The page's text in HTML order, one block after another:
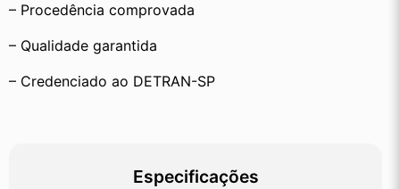
– Procedência comprovada
– Qualidade garantida
– Credenciado ao DETRAN-SP
Especificações